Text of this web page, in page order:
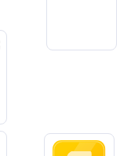
را در اولویت قرار
سمت تحقق این چشم‌انداز